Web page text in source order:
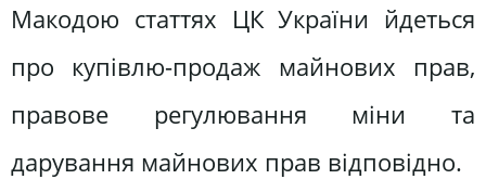
Макодою статтях ЦК України йдеться
про купівлю-продаж майнових прав,
правове регулювання міни та
дарування майнових прав відповідно.